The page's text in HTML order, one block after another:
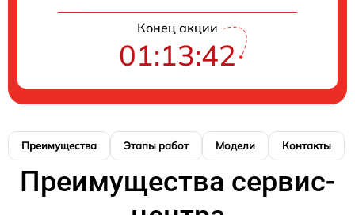
Конец акции
01:13:42
Преимущества Этапы работ Модели Контакты
Преимущества сервис-